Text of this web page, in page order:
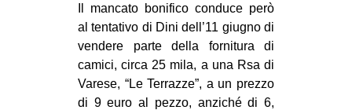
Il mancato bonifico conduce però
al tentativo di Dini dell’11 giugno di
vendere parte della fornitura di
camici, circa 25 mila, a una Rsa di
Varese, “Le Terrazze”, a un prezzo
di 9 euro al pezzo, anziché di 6,